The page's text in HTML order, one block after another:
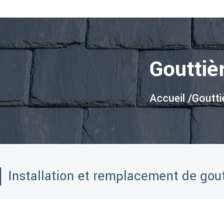
Accueil /
Installation et remplacement de